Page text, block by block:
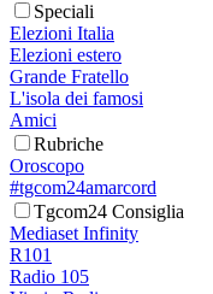
Speciali
Elezioni Italia
Elezioni estero
Grande Fratello
L'isola dei famosi
Amici
Rubriche
Oroscopo
#tgcom24amarcord
Tgcom24 Consiglia
Mediaset Infinity
R101
Radio 105